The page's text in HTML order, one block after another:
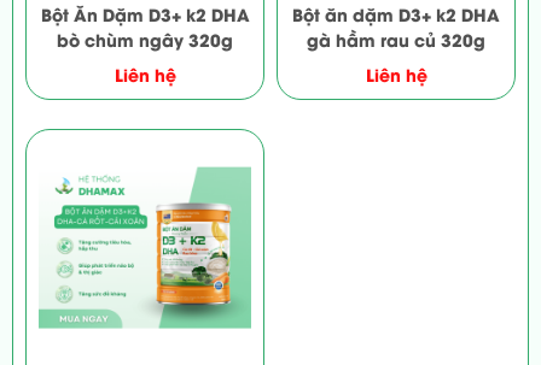
Bột Ăn Dặm D3+ k2 DHA
bò chùm ngây 320g
Liên hệ
Bột ăn dặm D3+ k2 DHA
gà hầm rau củ 320g
Liên hệ